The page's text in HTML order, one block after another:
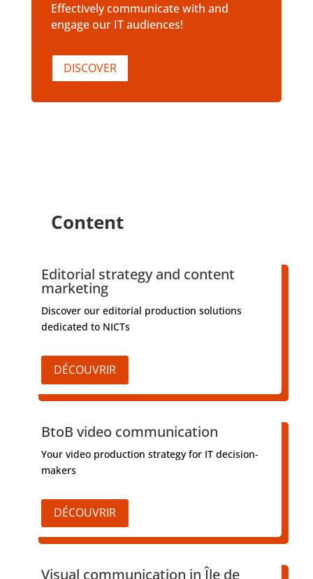
Effectively communicate with and
engage our IT audiences!
DISCOVER
Content
Editorial strategy and content
marketing
Discover our editorial production solutions
dedicated to NICTs
DÉCOUVRIR
BtoB video communication
Your video production strategy for IT decision-
makers
DÉCOUVRIR
Visual communication in Île de